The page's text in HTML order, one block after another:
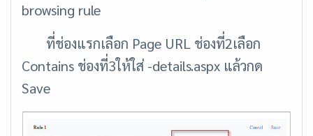
browsing rule
ที่ช่องแรกเลือก Page URL ช่องที่2เลือก
Contains ช่องที่3ให้ใส่ -details.aspx แล้วกด
Save